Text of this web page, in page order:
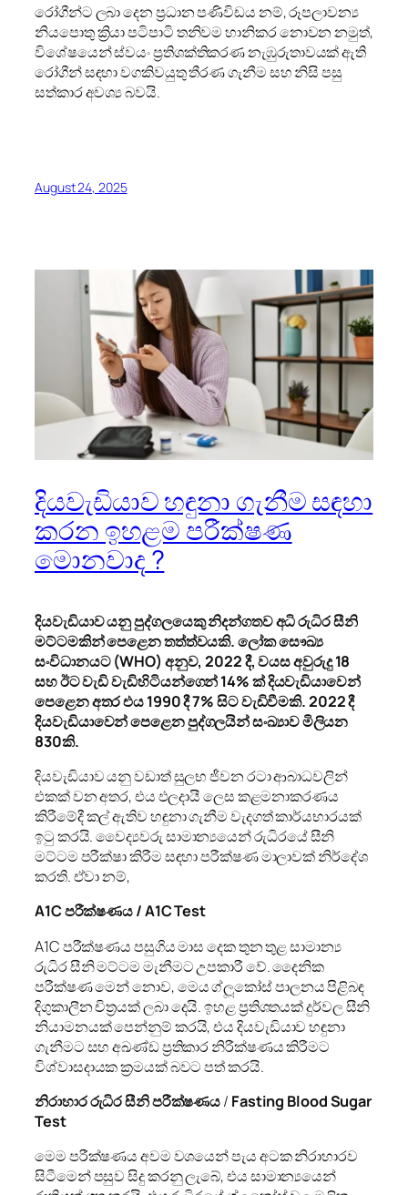
රෝගීන්ට ලබා දෙන ප්‍රධාන පණිවිඩය නම්, රූපලාවන්‍ය
නියපොතු ක්‍රියා පටිපාටි තනිවම හානිකර නොවන නමුත්,
විශේෂයෙන් ස්වයං ප්‍රතිශක්තිකරණ නැඹුරුතාවයක් ඇති
රෝගීන් සඳහා වගකිවයුතු තීරණ ගැනීම සහ නිසි පසු
සත්කාර අවශ්‍ය බවයි.
August 24, 2025
දියවැඩියාව හඳුනා ගැනීම සඳහා
කරන ඉහළම පරීක්ෂණ
මොනවාද ?
දියවැඩියාව යනු පුද්ගලයෙකු නිදන්ගතව අධි රුධිර සීනි
මට්ටමකින් පෙළෙන තත්ත්වයකි. ලෝක සෞඛ්‍ය
සංවිධානයට (WHO) අනුව, 2022දී,වයස අවුරුදු18
සහ ඊට වැඩි වැඩිහිටියන්ගෙන්14%ක් දියවැඩියාවෙන්
පෙළෙන අතර එය1990දී7%සිට වැඩිවීමකි.2022දී
දියවැඩියාවෙන් පෙළෙන පුද්ගලයින් සංඛ්‍යාව මිලියන
830කි.
දියවැඩියාව යනු වඩාත් සුලභ ජීවන රටා ආබාධවලින්
එකක් වන අතර, එය ඵලදායී ලෙස කළමනාකරණය
කිරීමේදී කල් ඇතිව හඳුනා ගැනීම වැදගත් කාර්යභාරයක්
ඉටු කරයි. වෛද්‍යවරු සාමාන්‍යයෙන් රුධිරයේ සීනි
මට්ටම පරීක්ෂා කිරීම සඳහා පරීක්ෂණ මාලාවක් නිර්දේශ
කරති. ඒවා නම්,
A1Cපරීක්ෂණය/A1C Test
A1C පරීක්ෂණය පසුගිය මාස දෙක තුන තුළ සාමාන්‍ය
රුධිර සීනි මට්ටම මැනීමට උපකාරී වේ. දෛනික
පරීක්ෂණ මෙන් නොව, මෙය ග්ලූකෝස් පාලනය පිළිබඳ
දිගුකාලීන චිත්‍රයක් ලබා දෙයි. ඉහළ ප්‍රතිශතයක් දුර්වල සීනි
නියාමනයක් පෙන්නුම් කරයි, එය දියවැඩියාව හඳුනා
ගැනීමට සහ අඛණ්ඩ ප්‍රතිකාර නිරීක්ෂණය කිරීමට
විශ්වාසදායක ක්‍රමයක් බවට පත් කරයි.
නිරාහාර රුධිර සීනි පරීක්ෂණය/ Fasting Blood Sugar
Test
මෙම පරීක්ෂණය අවම වශයෙන් පැය අටක නිරාහාරව
සිටීමෙන් පසුව සිදු කරනු ලැබේ, එය සාමාන්‍යයෙන්